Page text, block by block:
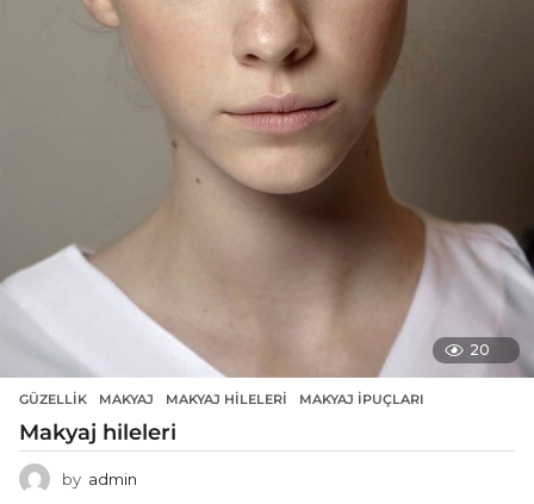
20
GÜZELLIK MAKYAJ ,MAKYAJ HILELERI ,MAKYAJ IPUÇLARI
Makyaj hileleri
by admin